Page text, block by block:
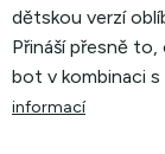
dětskou verzí
Přináší přesně
bot v kombinaci
informací